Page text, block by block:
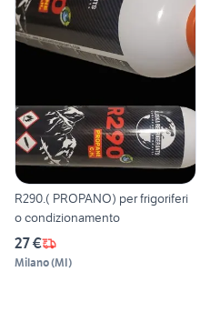
R290.( PROPANO) per frigoriferi
o condizionamento
27 €
Milano(MI)